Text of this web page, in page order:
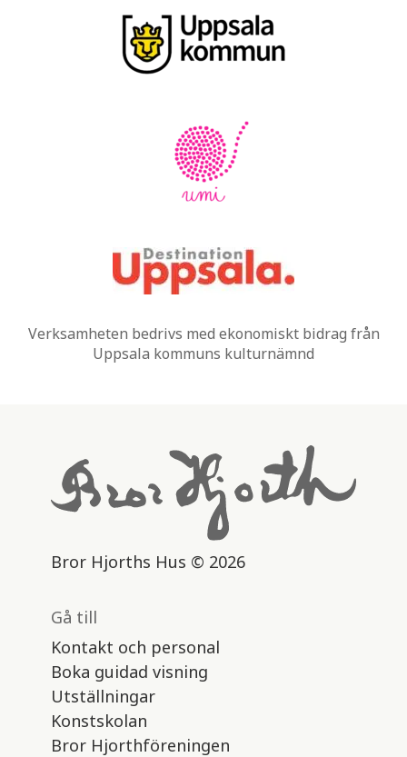
Verksamheten bedrivs med ekonomiskt bidrag från
Uppsala kommuns kulturnämnd
Bror Hjorths Hus © 2026
Gå till
Kontakt och personal
Boka guidad visning
Utställningar
Konstskolan
Bror Hjorthföreningen